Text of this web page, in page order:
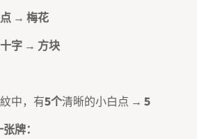
→ 梅花
字 → 方块
中，有5个清晰的小白点 → 5
牌：